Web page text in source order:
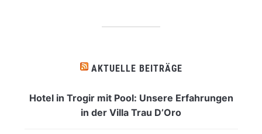
AKTUELLE BEITRÄGE
Hotel in Trogir mit Pool: Unsere Erfahrungen
in der Villa Trau D’Oro